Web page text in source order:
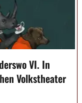
VI. In
Volkstheater